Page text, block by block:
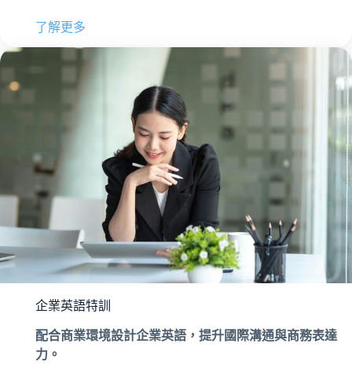
了解更多
企業英語特訓
配合商業環境設計企業英語，提升國際溝通與商務表達
力。